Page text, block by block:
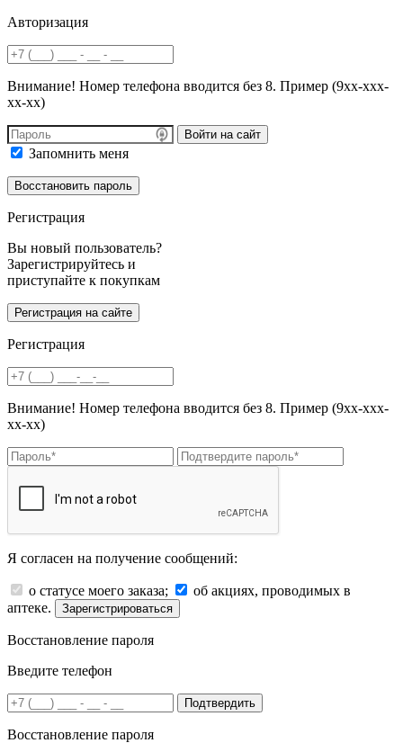
Авторизация
Внимание! Номер телефона вводится без 8. Пример (9хх-ххх-
хх-хх)
Войти на сайт
Запомнить меня
Регистрация
Вы новый пользователь?
Зарегистрируйтесь и
приступайте к покупкам
Регистрация
Внимание! Номер телефона вводится без 8. Пример (9хх-ххх-
хх-хх)
Я согласен на получение сообщений:
о статусе моего заказа;
об акциях, проводимых в
аптеке.
Зарегистрироваться
Восстановление пароля
Введите телефон
Подтвердить
Восстановление пароля